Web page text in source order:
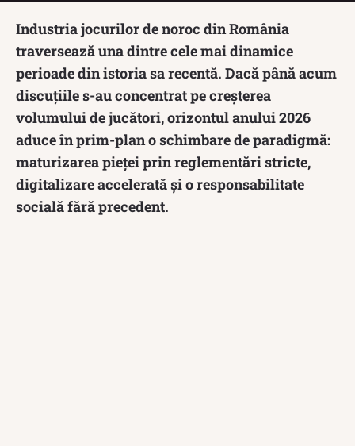
Industria jocurilor de noroc din România
traversează una dintre cele mai dinamice
perioade din istoria sa recentă. Dacă până acum
discuțiile s-au concentrat pe creșterea
volumului de jucători, orizontul anului 2026
aduce în prim-plan o schimbare de paradigmă:
maturizarea pieței prin reglementări stricte,
digitalizare accelerată și o responsabilitate
socială fără precedent.